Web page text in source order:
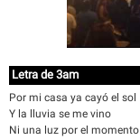
Letra de 3am
Por mi casa ya cayó el sol
Y la lluvia se me vino
Ni una luz por el momento